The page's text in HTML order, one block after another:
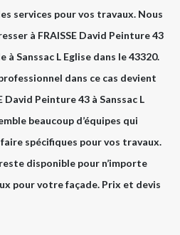
services pour vos travaux. Nous
à FRAISSE David Peinture 43
Sanssac L Eglise dans le 43320.
dans ce cas devient
David Peinture 43 à Sanssac L
beaucoup d’équipes qui
spécifiques pour vos travaux.
disponible pour n’importe
pour votre façade. Prix et devis